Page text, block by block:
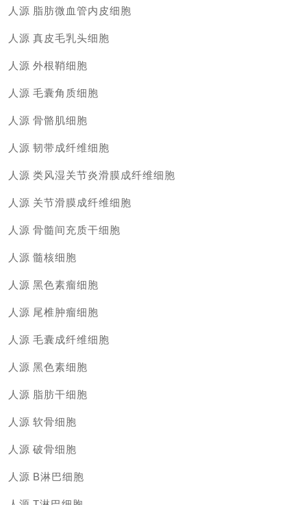
人源 脂肪微血管内皮细胞
人源 真皮毛乳头细胞
人源 外根鞘细胞
人源 毛囊角质细胞
人源 骨骼肌细胞
人源 韧带成纤维细胞
人源 类风湿关节炎滑膜成纤维细胞
人源 关节滑膜成纤维细胞
人源 骨髓间充质干细胞
人源 髓核细胞
人源 黑色素瘤细胞
人源 尾椎肿瘤细胞
人源 毛囊成纤维细胞
人源 黑色素细胞
人源 脂肪干细胞
人源 软骨细胞
人源 破骨细胞
人源 B淋巴细胞